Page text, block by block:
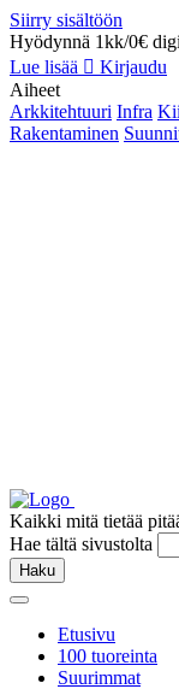
Siirry sisältöön
Hyödynnä 1kk/0€
Lue lisää
Kirjaudu
Aiheet
Arkkitehtuuri Infra
Rakentaminen
Kaikki mitä tietää
Hae tältä sivustolta
Haku
Etusivu
100 tuoreinta
Suurimmat